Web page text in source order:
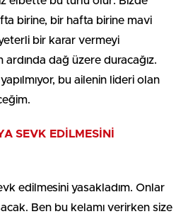
birine, bir hafta birine mavi
bir karar vermeyi
dağ üzere duracağız.
bu ailenin lideri olan
SEVK EDİLMESİNİ
edilmesini yasakladım. Onlar
Ben bu kelamı verirken size